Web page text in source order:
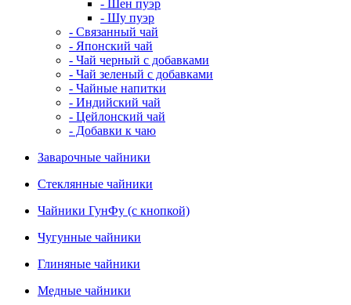
- Шен пуэр
- Шу пуэр
- Связанный чай
- Японский чай
- Чай черный с добавками
- Чай зеленый с добавками
- Чайные напитки
- Индийский чай
- Цейлонский чай
- Добавки к чаю
Заварочные чайники
Стеклянные чайники
Чайники ГунФу (с кнопкой)
Чугунные чайники
Глиняные чайники
Медные чайники